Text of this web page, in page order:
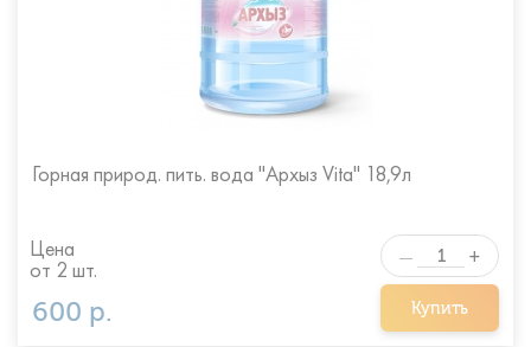
Горная природ. пить. вода "Архыз Vita" 18,9л
600 р. Купить
— +
Цена
от 2 шт.